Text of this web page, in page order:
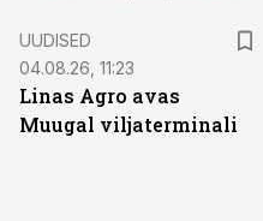
UUDISED
04.08.26, 11:23
Linas Agro avas
Muugal viljaterminali